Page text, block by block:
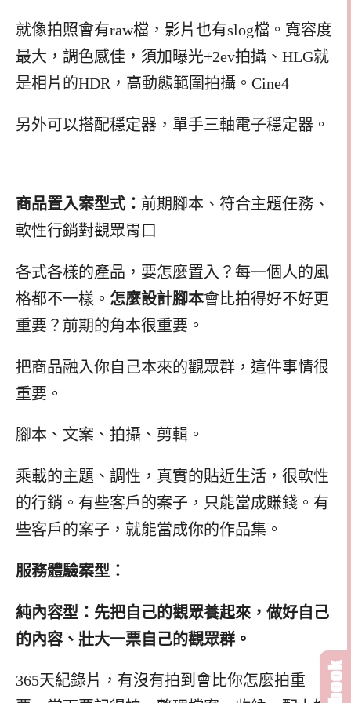
就像拍照會有raw檔，影片也有slog檔。寬容度
最大，調色感佳，須加曝光+2ev拍攝、HLG就
是相片的HDR，高動態範圍拍攝。Cine4
另外可以搭配穩定器，單手三軸電子穩定器。
商品置入案型式： 前期腳本、符合主題任務、
軟性行銷對觀眾胃口
各式各樣的產品，要怎麼置入？每一個人的風
格都不一樣。 怎麼設計腳本會比拍得好不好更
重要？前期的角本很重要。
把商品融入你自己本來的觀眾群，這件事情很
重要。
腳本、文案、拍攝、剪輯。
乘載的主題、調性，真實的貼近生活，很軟性
的行銷。有些客戶的案子，只能當成賺錢。有
些客戶的案子，就能當成你的作品集。
服務體驗案型：
純內容型：先把自己的觀眾養起來，做好自己
的內容、壯大一票自己的觀眾群。
365天紀錄片，有沒有拍到會比你怎麼拍重